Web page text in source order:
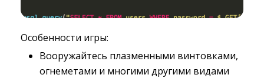
Особенности игры:
Вооружайтесь плазменными винтовками,
огнеметами и многими другими видами